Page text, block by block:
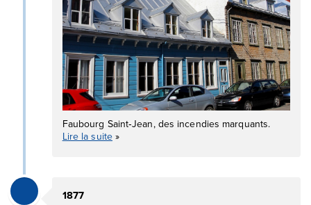
Faubourg Saint‑Jean, des incendies marquants.
Lire la suite »
1877